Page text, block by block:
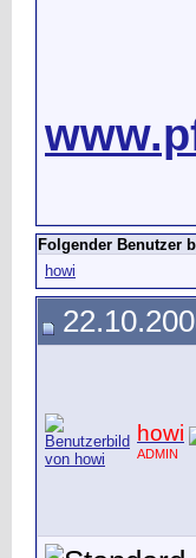
Folgender Benutzer
howi
howi
ADMIN